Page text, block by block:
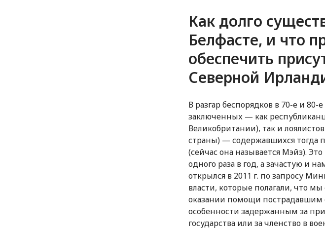
Как долго
Белфасте, и что
обеспечить
Северной
В разгар беспорядков в 70-е и
заключенных — как
Великобритании), так и
страны) — содержавшихся тогда
(сейчас она называется Мэйз).
одного раза в год, а зачастую и
открылся в 2011 г. по запросу
власти, которые полагали, что
оказании помощи пострадавшим
особенности задержанным за
государства или за членство в